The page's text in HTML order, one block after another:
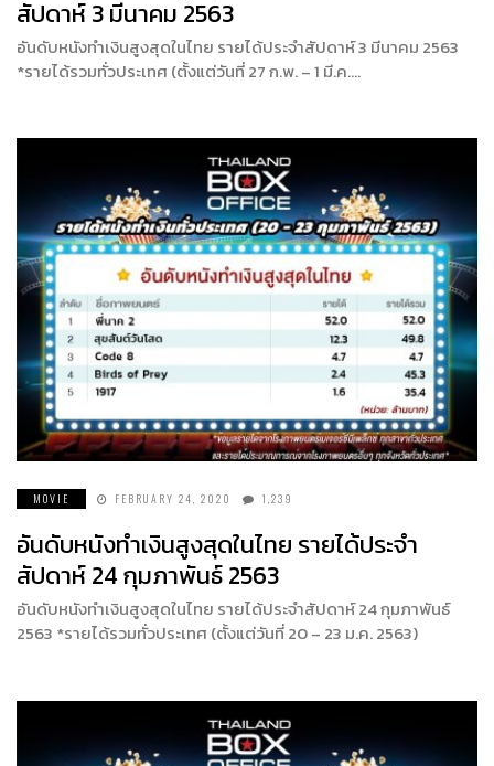
สัปดาห์ 3 มีนาคม 2563
อันดับหนังทำเงินสูงสุดในไทย รายได้ประจำสัปดาห์ 3 มีนาคม 2563
*รายได้รวมทั่วประเทศ (ตั้งแต่วันที่ 27 ก.พ. – 1 มี.ค….
MOVIE FEBRUARY 24, 2020 1,239
อันดับหนังทำเงินสูงสุดในไทย รายได้ประจำ
สัปดาห์ 24 กุมภาพันธ์ 2563
อันดับหนังทำเงินสูงสุดในไทย รายได้ประจำสัปดาห์ 24 กุมภาพันธ์
2563 *รายได้รวมทั่วประเทศ (ตั้งแต่วันที่ 20 – 23 ม.ค. 2563)